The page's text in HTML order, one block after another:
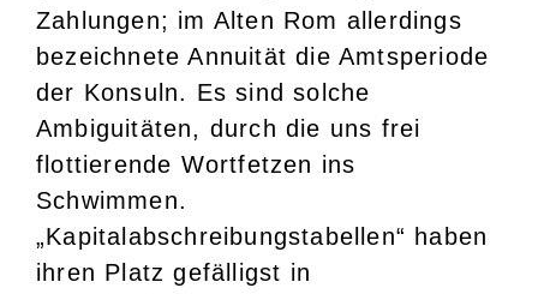
Zahlungen; im Alten Rom allerdings
bezeichnete Annuität die Amtsperiode
der Konsuln. Es sind solche
Ambiguitäten, durch die uns frei
flottierende Wortfetzen ins
Schwimmen.
„Kapitalabschreibungstabellen“ haben
ihren Platz gefälligst in